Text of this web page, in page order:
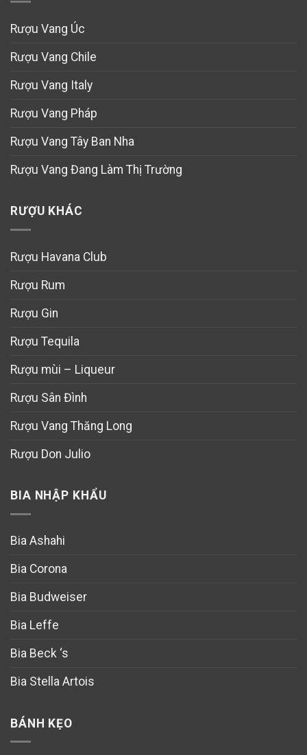
Rượu Vang Úc
Rượu Vang Chile
Rượu Vang Italy
Rượu Vang Pháp
Rượu Vang Tây Ban Nha
Rượu Vang Đang Làm Thị Trường
RƯỢU KHÁC
Rượu Havana Club
Rượu Rum
Rượu Gin
Rượu Tequila
Rượu mùi – Liqueur
Rượu Sân Đình
Rượu Vang Thăng Long
Rượu Don Julio
BIA NHẬP KHẨU
Bia Ashahi
Bia Corona
Bia Budweiser
Bia Leffe
Bia Beck ‘s
Bia Stella Artois
BÁNH KẸO